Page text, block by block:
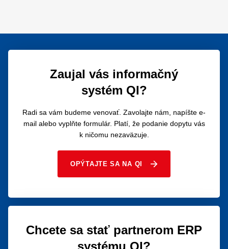
Zaujal vás informačný
systém QI?
Radi sa vám budeme venovať. Zavolajte nám, napíšte e-
mail alebo vyplňte formulár. Platí, že podanie dopytu vás
k ničomu nezaväzuje.
OPÝTAJTE SA NA QI
Chcete sa stať partnerom ERP
systému QI?